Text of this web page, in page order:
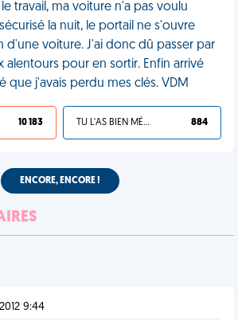
travail, ma voiture n'a pas voulu
la nuit, le portail ne s'ouvre
d'une voiture. J'ai donc dû passer par
alentours pour en sortir. Enfin arrivé
que j'avais perdu mes clés. VDM
10 183 TU L'AS BIEN MÉRITÉ 884
ENCORE, ENCORE !
9:44